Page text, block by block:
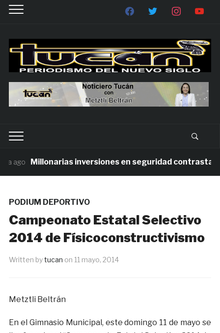
Millonarias inversiones en seguridad contrastan
PODIUM DEPORTIVO
Campeonato Estatal Selectivo
2014 de Físicoconstructivismo
Written bytucan on 11 mayo, 2014
Metztli Beltrán
En el Gimnasio Municipal, este domingo 11 de mayo se